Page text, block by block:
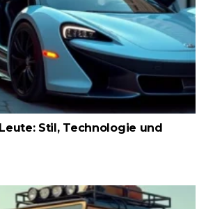
Stil, Technologie und